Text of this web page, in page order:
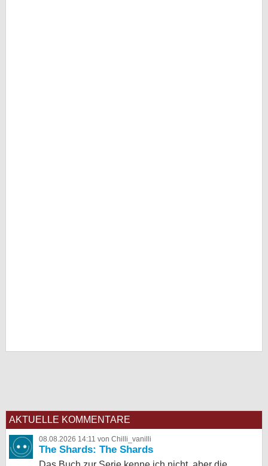
AKTUELLE KOMMENTARE
08.08.2026 14:11 von Chilli_vanilli
The Shards: The Shards